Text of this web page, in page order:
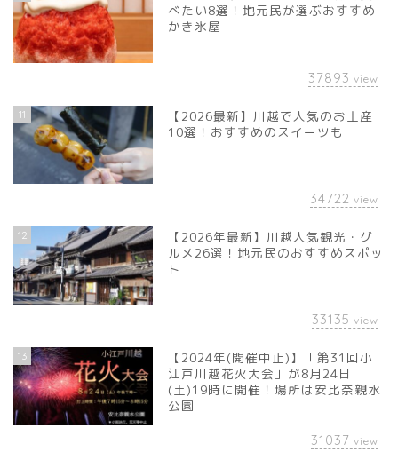
べたい8選！地元民が選ぶおすすめ
かき氷屋
37893 view
11
【2026最新】川越で人気のお土産
10選！おすすめのスイーツも
34722 view
12
【2026年最新】川越人気観光・グ
ルメ26選！地元民のおすすめスポッ
ト
33135 view
13
【2024年(開催中止)】「第31回小
江戸川越花火大会」が8月24日
(土)19時に開催！場所は安比奈親水
公園
31037 view